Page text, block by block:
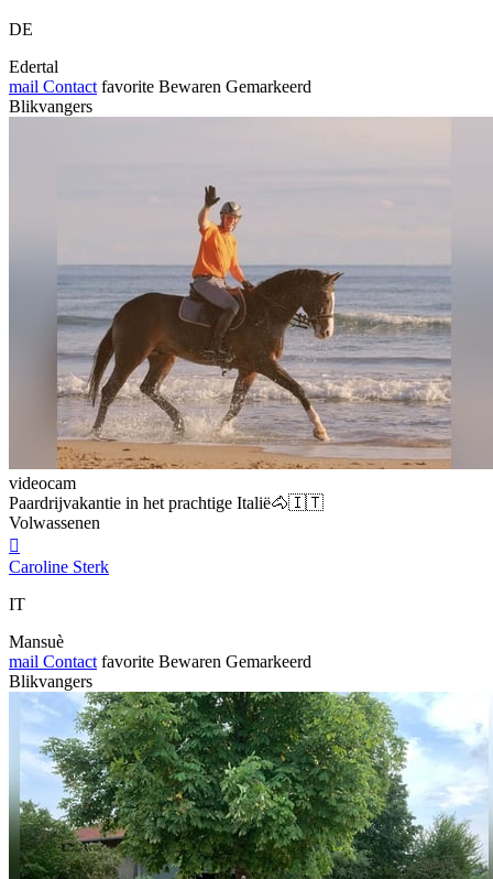
DE
Edertal
mail Contact favorite Bewaren Gemarkeerd
Blikvangers
videocam
Paardrijvakantie in het prachtige Italië🐴🇮🇹
Volwassenen

Caroline Sterk
IT
Mansuè
mail Contact favorite Bewaren Gemarkeerd
Blikvangers